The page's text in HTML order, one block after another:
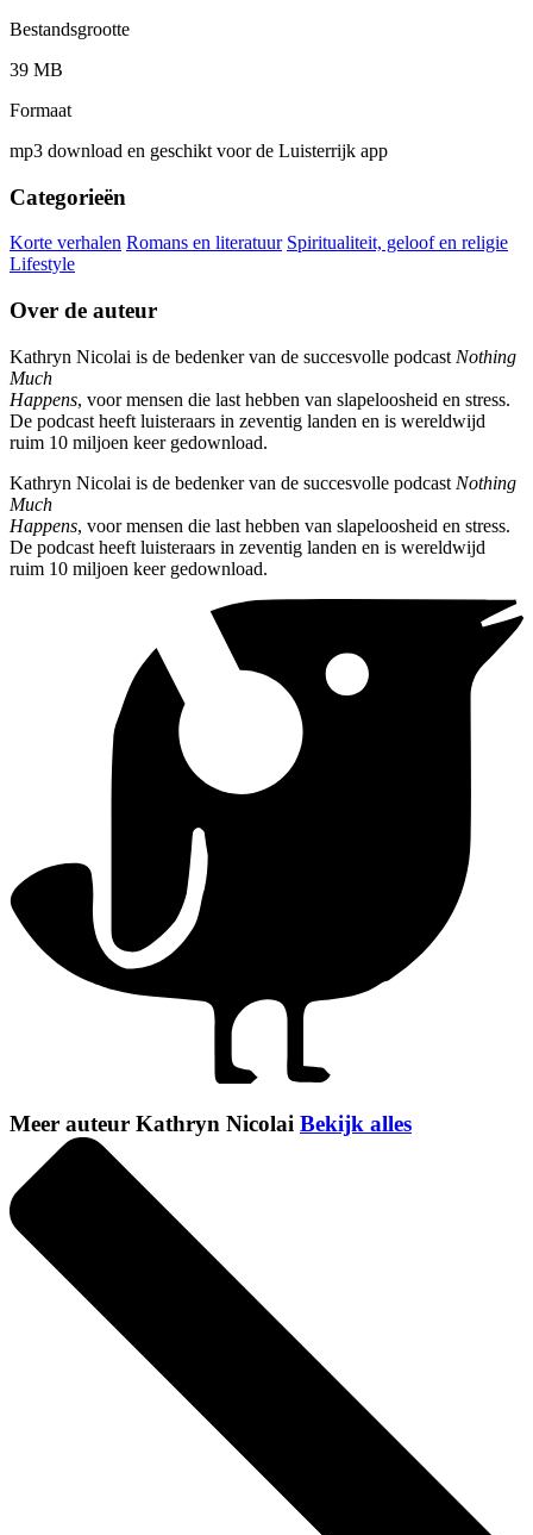
Bestandsgrootte
39 MB
Formaat
mp3 download en geschikt voor de Luisterrijk app
Categorieën
Korte verhalen Romans en literatuur Spiritualiteit, geloof en religie
Lifestyle
Over de auteur
Kathryn Nicolai is de bedenker van de succesvolle podcast Nothing
Much
Happens, voor mensen die last hebben van slapeloosheid en stress.
De podcast heeft luisteraars in zeventig landen en is wereldwijd
ruim 10 miljoen keer gedownload.
Kathryn Nicolai is de bedenker van de succesvolle podcast Nothing
Much
Happens, voor mensen die last hebben van slapeloosheid en stress.
De podcast heeft luisteraars in zeventig landen en is wereldwijd
ruim 10 miljoen keer gedownload.
Meer auteur Kathryn Nicolai Bekijk alles